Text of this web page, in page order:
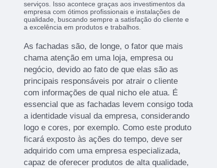
serviços. Isso acontece graças aos investimentos da
empresa com ótimos profissionais e instalações de
qualidade, buscando sempre a satisfação do cliente e
a excelência em produtos e trabalhos.
As fachadas são, de longe, o fator que mais
chama atenção em uma loja, empresa ou
negócio, devido ao fato de que elas são as
principais responsáveis por atrair o cliente
com informações de qual nicho ele atua. É
essencial que as fachadas levem consigo toda
a identidade visual da empresa, considerando
logo e cores, por exemplo. Como este produto
ficará exposto às ações do tempo, deve ser
adquirido com uma empresa especializada,
capaz de oferecer produtos de alta qualidade,